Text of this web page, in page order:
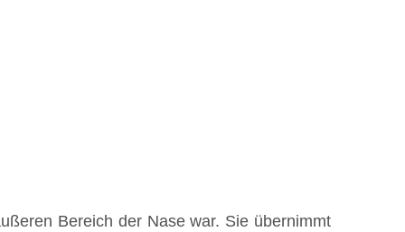
Bereich der Nase war. Sie übernimmt